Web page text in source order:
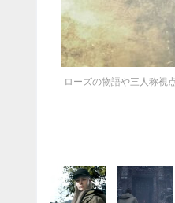
ローズの物語や三人称視